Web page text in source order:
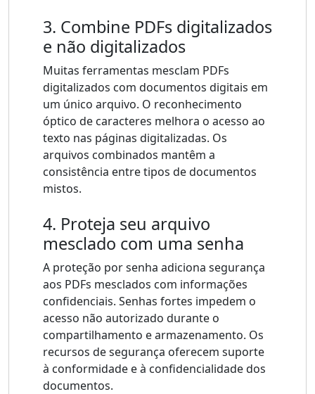
3. Combine PDFs digitalizados
e não digitalizados
Muitas ferramentas mesclam PDFs
digitalizados com documentos digitais em
um único arquivo. O reconhecimento
óptico de caracteres melhora o acesso ao
texto nas páginas digitalizadas. Os
arquivos combinados mantêm a
consistência entre tipos de documentos
mistos.
4. Proteja seu arquivo
mesclado com uma senha
A proteção por senha adiciona segurança
aos PDFs mesclados com informações
confidenciais. Senhas fortes impedem o
acesso não autorizado durante o
compartilhamento e armazenamento. Os
recursos de segurança oferecem suporte
à conformidade e à confidencialidade dos
documentos.